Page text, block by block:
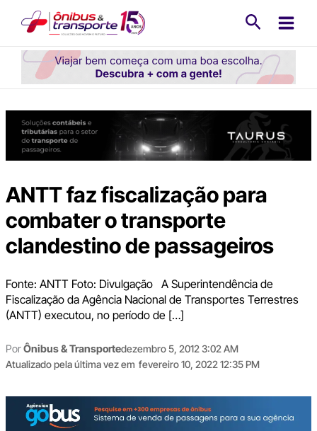
conteúdo
ANTT faz fiscalização para
combater o transporte
clandestino de passageiros
Fonte: ANTT Foto: Divulgação A Superintendência de
Fiscalização da Agência Nacional de Transportes Terrestres
(ANTT) executou, no período de […]
PorÔnibus & Transportedezembro 5, 2012 3:02 AM
Atualizado pela última vez em fevereiro 10, 2022 12:35 PM